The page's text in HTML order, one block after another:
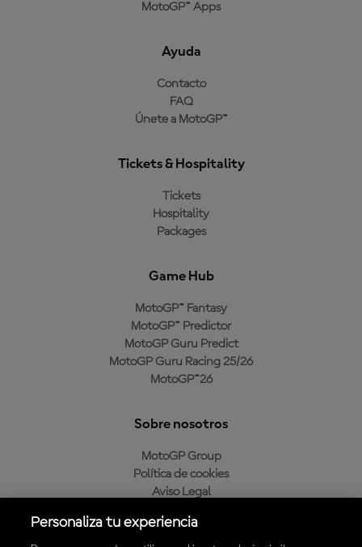
MotoGP™ Apps
Ayuda
Contacto
FAQ
Únete a MotoGP™
Tickets & Hospitality
Tickets
Hospitality
Packages
Game Hub
MotoGP™ Fantasy
MotoGP™ Predictor
MotoGP Guru Predict
MotoGP Guru Racing 25/26
MotoGP™26
Sobre nosotros
MotoGP Group
Política de cookies
Aviso Legal
Política de compra
Personaliza tu experiencia